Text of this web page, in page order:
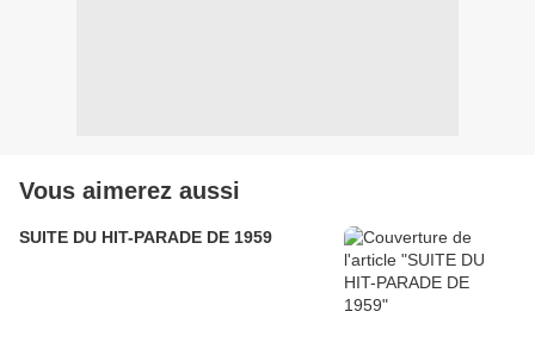
Vous aimerez aussi
SUITE DU HIT-PARADE DE 1959